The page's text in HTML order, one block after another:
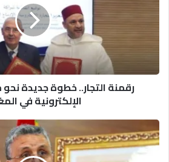
في
رقمنة التجار.. خطوة جديدة
الإلكترونية في
وهبي
يحسم
الجدل: